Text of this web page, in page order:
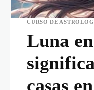
CURSO DE
Luna
casas